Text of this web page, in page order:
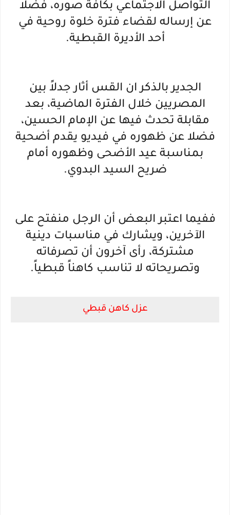
التواصل الاجتماعي بكافة صوره، فضلا
عن إرساله لقضاء فترة خلوة روحية في
أحد الأديرة القبطية.
الجدير بالذكر ان القس أثار جدلاً بين
المصريين خلال الفترة الماضية، بعد
مقابلة تحدث فيها عن الإمام الحسين،
فضلا عن ظهوره في فيديو يقدم أضحية
بمناسبة عيد الأضحى وظهوره أمام
ضريح السيد البدوي.
ففيما اعتبر البعض أن الرجل منفتح على
الآخرين، ويشارك في مناسبات دينية
مشتركة، رأى آخرون أن تصرفاته
وتصريحاته لا تناسب كاهناً قبطياً.
عزل كاهن قبطي